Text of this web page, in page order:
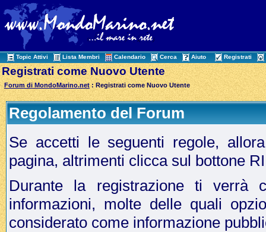
Topic Attivi Lista Membri Calendario Cerca Aiuto Registrati
Registrati come Nuovo Utente
Forum di MondoMarino.net : Registrati come Nuovo Utente
Regolamento del Forum
Se accetti le seguenti regole,
pagina, altrimenti clicca sul bottone
Durante la registrazione ti verrà
informazioni, molte delle quali
considerato come informazione